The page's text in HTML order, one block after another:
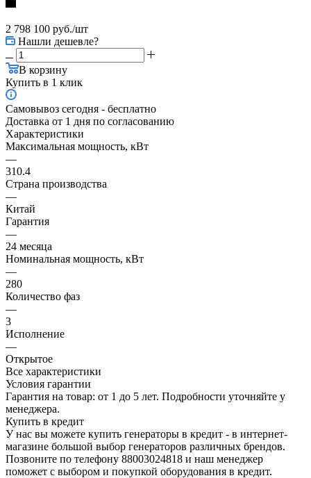
2 798 100 руб./шт
Нашли дешевле?
В корзину
Купить в 1 клик
Самовывоз сегодня - бесплатно
Доставка от 1 дня по согласованию
Характеристики
Максимальная мощность, кВт
—
310.4
Страна производства
—
Китай
Гарантия
—
24 месяца
Номинальная мощность, кВт
—
280
Количество фаз
—
3
Исполнение
—
Открытое
Все характеристики
Условия гарантии
Гарантия на товар: от 1 до 5 лет. Подробности уточняйте у
менеджера.
Купить в кредит
У нас вы можете купить генераторы в кредит - в интернет-
магазине большой выбор генераторов различных брендов.
Позвоните по телефону 88003024818 и наш менеджер
поможет с выбором и покупкой оборудования в кредит.